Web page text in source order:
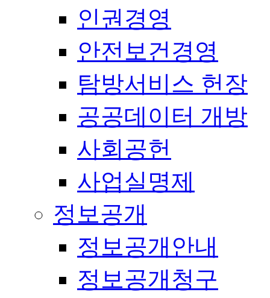
인권경영
안전보건경영
탐방서비스 헌장
공공데이터 개방
사회공헌
사업실명제
정보공개
정보공개안내
정보공개청구